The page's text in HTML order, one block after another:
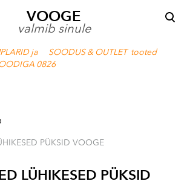
VOOGE
valmib sinule
ja SOODUS & OUTLET tooted
0826
Vaata ostukorvi
PÜKSID VOOGE
LÜHIKESED PÜKSID